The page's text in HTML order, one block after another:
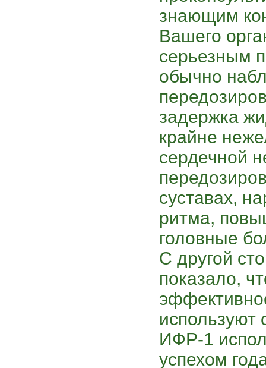
знающим
Вашего
серьезным
обычно
задержка
крайне
сердечной
суставах,
ритма,
головные
С другой
показало,
используют
ИФР-1
успехом